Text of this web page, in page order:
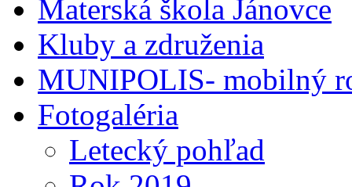
Materská škola Jánovce
Kluby a združenia
MUNIPOLIS- mobilný
Fotogaléria
Letecký pohľad